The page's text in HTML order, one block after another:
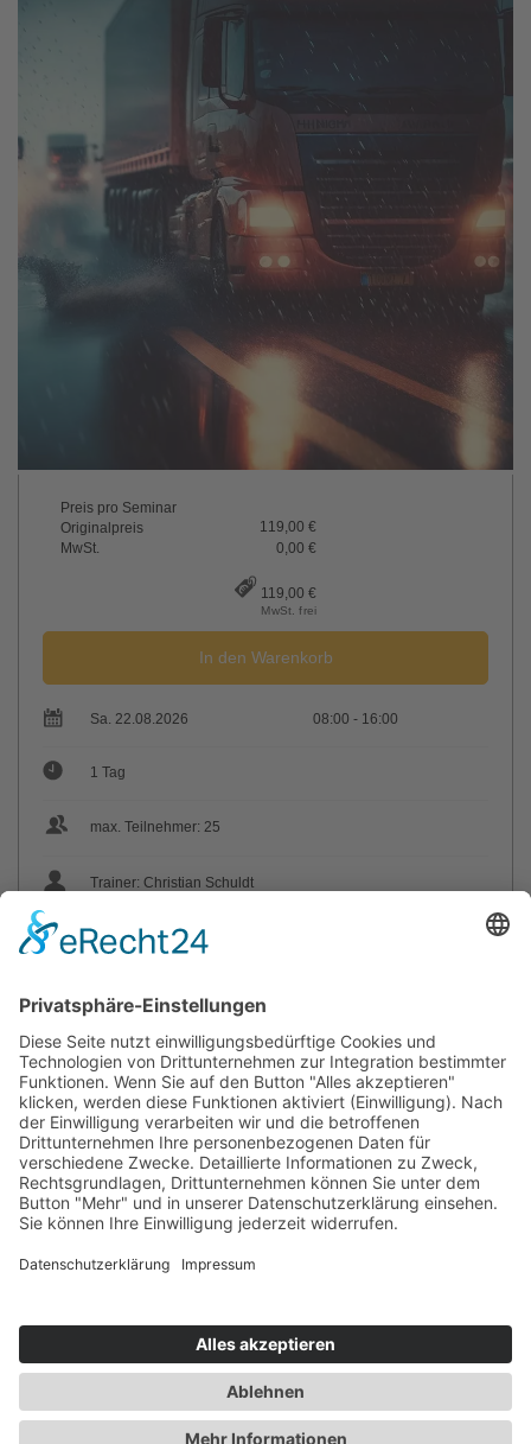
Preis pro Seminar
Originalpreis
119,00 €
MwSt.
0,00 €
119,00 €
MwSt. frei
In den Warenkorb
Sa. 22.08.2026 08:00 - 16:00
1 Tag
max. Teilnehmer: 25
Trainer: Christian Schuldt
Sie haben Fragen?
© 2026 by SVG Nord Service und Vertrieb GmbH